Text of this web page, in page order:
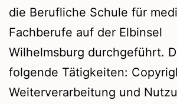
die Berufliche Schule für
Fachberufe auf der Elbinsel
Wilhelmsburg durchgeführt.
folgende Tätigkeiten:
Weiterverarbeitung und